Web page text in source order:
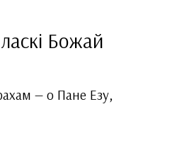
Божай
— о Пане Езу,